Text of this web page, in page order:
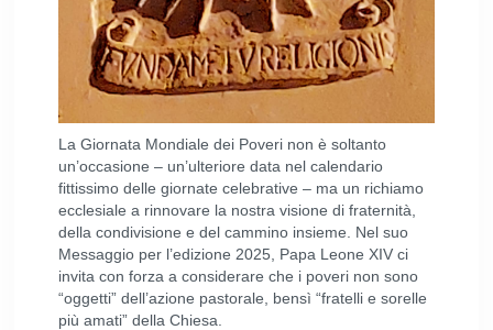
La Giornata Mondiale dei Poveri non è soltanto
un’occasione – un’ulteriore data nel calendario
fittissimo delle giornate celebrative – ma un richiamo
ecclesiale a rinnovare la nostra visione di fraternità,
della condivisione e del cammino insieme. Nel suo
Messaggio per l’edizione 2025, Papa Leone XIV ci
invita con forza a considerare che i poveri non sono
“oggetti” dell’azione pastorale, bensì “fratelli e sorelle
più amati” della Chiesa.